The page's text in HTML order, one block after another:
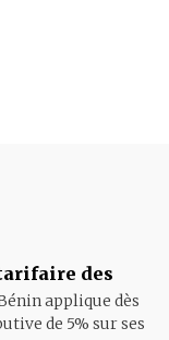
des
applique dès
de 5% sur ses